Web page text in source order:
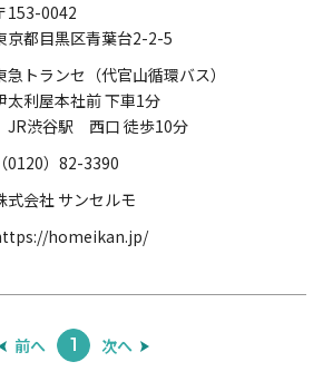
153-0042
京都目黒区青葉台2-2-5
急トランセ（代官山循環バス）
太利屋本社前 下車1分
JR渋谷駅 西口 徒歩10分
（0120）82-3390
式会社 サンセルモ
homeikan.jp/
前へ 1 次へ